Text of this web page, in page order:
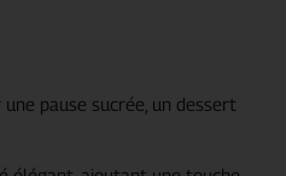
pause sucrée, un dessert